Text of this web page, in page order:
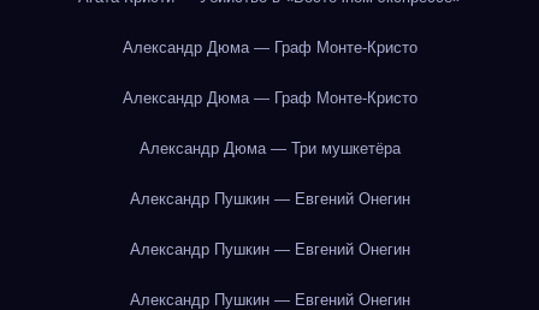
Александр Дюма — Граф Монте-Кристо
Александр Дюма — Граф Монте-Кристо
Александр Дюма — Три мушкетёра
Александр Пушкин — Евгений Онегин
Александр Пушкин — Евгений Онегин
Александр Пушкин — Евгений Онегин